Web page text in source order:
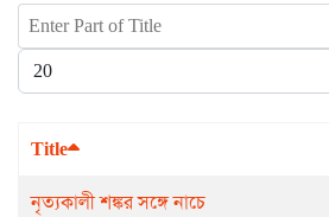
Enter Part of Title
Display #
Title
নৃত্যকালী শঙ্কর সঙ্গে নাচে